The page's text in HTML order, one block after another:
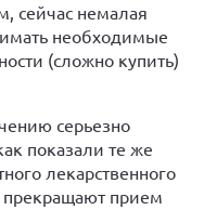
сейчас немалая
необходимые
(сложно купить)
серьезно
показали те же
лекарственного
прекращают прием